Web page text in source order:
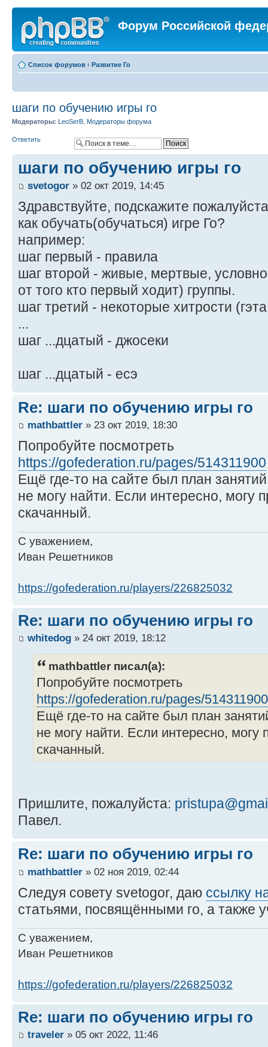
Форум Российской
Список форумов ‹ Развитие Го
шаги по обучению игры го
Модераторы: LeoSerB Модераторы форума
Ответить
шаги по обучению игры го
svetogor » 02 окт 2019, 14:45
Здравствуйте, подскажите
как обучать(обучаться) игре Го?
например:
шаг первый - правила
шаг второй - живые, мертвые,
от того кто первый ходит) группы.
шаг третий - некоторые хитрости
...
шаг ...дцатый - джосеки
шаг ...дцатый - есэ
Re: шаги по обучению игры го
mathbattler » 23 окт 2019, 18:30
Попробуйте посмотреть
https://gofederation.ru/pages/514311900
Ещё где-то на сайте был план
не могу найти. Если интересно, могу
скачанный.
С уважением,
Иван Решетников
https://gofederation.ru/players/226825032
Re: шаги по обучению игры го
whitedog » 24 окт 2019, 18:12
mathbattler писал(а):
Попробуйте посмотреть
https://gofederation.ru/pages/514311900
Ещё где-то на сайте был план
не могу найти. Если интересно, могу
скачанный.
Пришлите, пожалуйста:
Павел.
Re: шаги по обучению игры го
mathbattler » 02 ноя 2019, 02:44
Следуя совету svetogor, даю ссылку
статьями, посвящёнными го, а также
С уважением,
Иван Решетников
https://gofederation.ru/players/226825032
Re: шаги по обучению игры го
traveler » 05 окт 2022, 11:46